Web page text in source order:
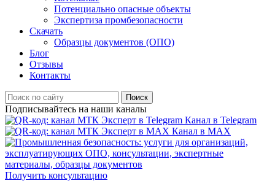
Потенциально опасные объекты
Экспертиза промбезопасности
Скачать
Образцы документов (ОПО)
Блог
Отзывы
Контакты
Поиск
Подписывайтесь на наши каналы
Канал в Telegram
Канал в MAX
Получить консультацию